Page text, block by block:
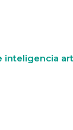
inteligencia